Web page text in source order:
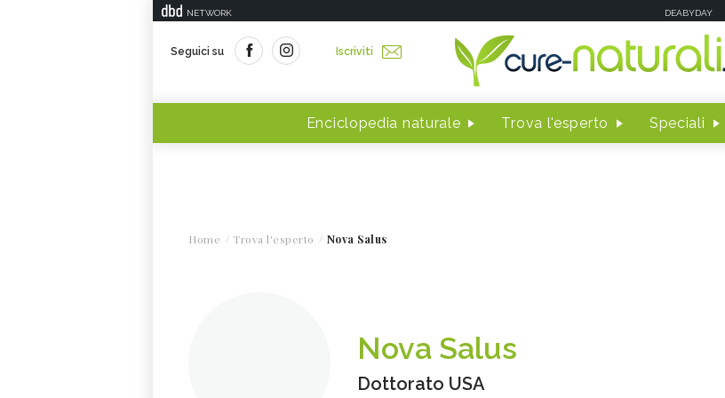
NETWORK DEABYDAY
Seguici su Iscriviti
Enciclopedia naturale Trova l'esperto Speciali
Home Trova l'esperto Nova Salus
Nova Salus
Dottorato USA